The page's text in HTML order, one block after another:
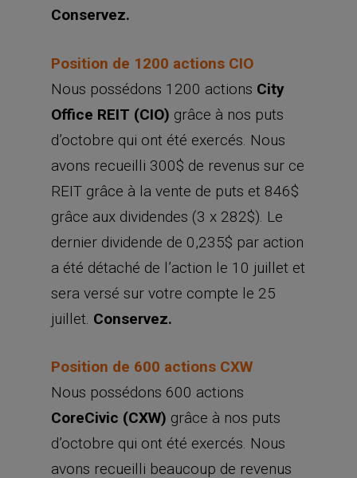
Conservez.
Position de 1200 actions CIO
Nous possédons 1200 actions City
Office REIT (CIO) grâce à nos puts
d’octobre qui ont été exercés. Nous
avons recueilli 300$ de revenus sur ce
REIT grâce à la vente de puts et 846$
grâce aux dividendes (3 x 282$). Le
dernier dividende de 0,235$ par action
a été détaché de l’action le 10 juillet et
sera versé sur votre compte le 25
juillet. Conservez.
Position de 600 actions CXW
Nous possédons 600 actions
CoreCivic (CXW) grâce à nos puts
d’octobre qui ont été exercés. Nous
avons recueilli beaucoup de revenus